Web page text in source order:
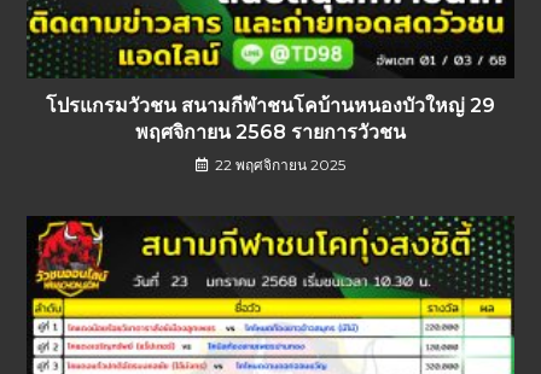
โปรแกรมวัวชน สนามกีฬาชนโคบ้านหนองบัวใหญ่ 29
พฤศจิกายน 2568 รายการวัวชน
22 พฤศจิกายน 2025